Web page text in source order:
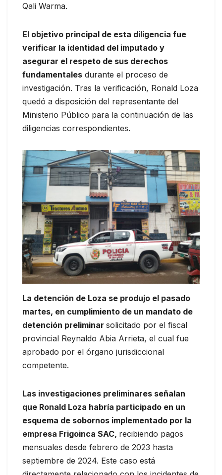
Qali Warma.
El objetivo principal de esta diligencia fue
verificar la identidad del imputado y
asegurar el respeto de sus derechos
fundamentales durante el proceso de
investigación. Tras la verificación, Ronald Loza
quedó a disposición del representante del
Ministerio Público para la continuación de las
diligencias correspondientes.
La detención de Loza se produjo el pasado
martes, en cumplimiento de un mandato de
detención preliminar solicitado por el fiscal
provincial Reynaldo Abia Arrieta, el cual fue
aprobado por el órgano jurisdiccional
competente.
Las investigaciones preliminares señalan
que Ronald Loza habría participado en un
esquema de sobornos implementado por la
empresa Frigoinca SAC, recibiendo pagos
mensuales desde febrero de 2023 hasta
septiembre de 2024. Este caso está